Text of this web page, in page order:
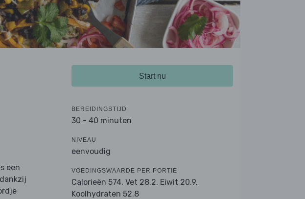
een
Start nu
BEREIDINGSTIJD
30 - 40 minuten
NIVEAU
eenvoudig
VOEDINGSWAARDE PER PORTIE
Calorieën 574, Vet 28.2, Eiwit 20.9,
Koolhydraten 52.8